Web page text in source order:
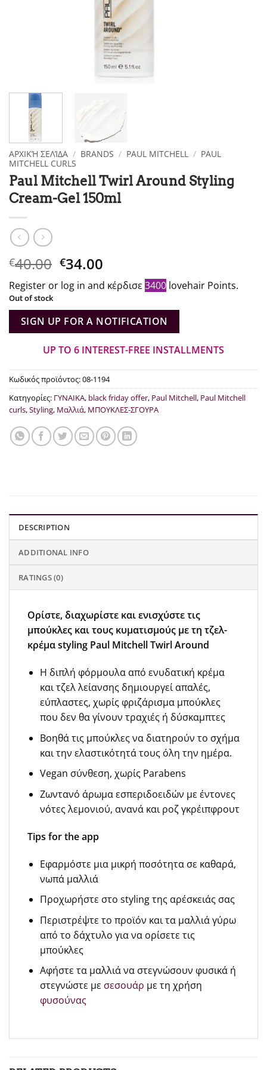
ΑΡΧΙΚΉ ΣΕΛΊΔΑ / BRANDS / PAUL MITCHELL / PAUL
MITCHELL CURLS
Paul Mitchell Twirl Around Styling
Cream-Gel 150ml
€40.00 Original
price
was:
€40.00.
€34.00
current
price
is:
€34.00.
Register or log in and κέρδισε 3400 lovehair Points.
Out of stock
SIGN UP FOR A NOTIFICATION
UP TO 6 INTEREST-FREE INSTALLMENTS
Κωδικός προϊόντος:08-1194
Κατηγορίες: ΓΥΝΑΙΚΑ, black friday offer, Paul Mitchell, Paul Mitchell
curls,Styling, Μαλλιά, ΜΠΟΥΚΛΕΣ-ΣΓΟΥΡΑ
DESCRIPTION
ADDITIONAL INFO
RATINGS (0)
Ορίστε, διαχωρίστε και ενισχύστε τις
μπούκλες και τους κυματισμούς με τη τζελ-
κρέμα styling Paul Mitchell Twirl Around
Η διπλή φόρμουλα από ενυδατική κρέμα
και τζελ λείανσης δημιουργεί απαλές,
εύπλαστες, χωρίς φριζάρισμα μπούκλες
που δεν θα γίνουν τραχιές ή δύσκαμπτες
Βοηθά τις μπούκλες να διατηρούν το σχήμα
και την ελαστικότητά τους όλη την ημέρα.
Vegan σύνθεση, χωρίς Parabens
Ζωντανό άρωμα εσπεριδοειδών με έντονες
νότες λεμονιού, ανανά και ροζ γκρέιπφρουτ
Tips for the app
Εφαρμόστε μια μικρή ποσότητα σε καθαρά,
νωπά μαλλιά
Προχωρήστε στο styling της αρέσκειάς σας
Περιστρέψτε το προϊόν και τα μαλλιά γύρω
από το δάχτυλο για να ορίσετε τις
μπούκλες
Αφήστε τα μαλλιά να στεγνώσουν φυσικά ή
στεγνώστε με σεσουάρ με τη χρήση
φυσούνας